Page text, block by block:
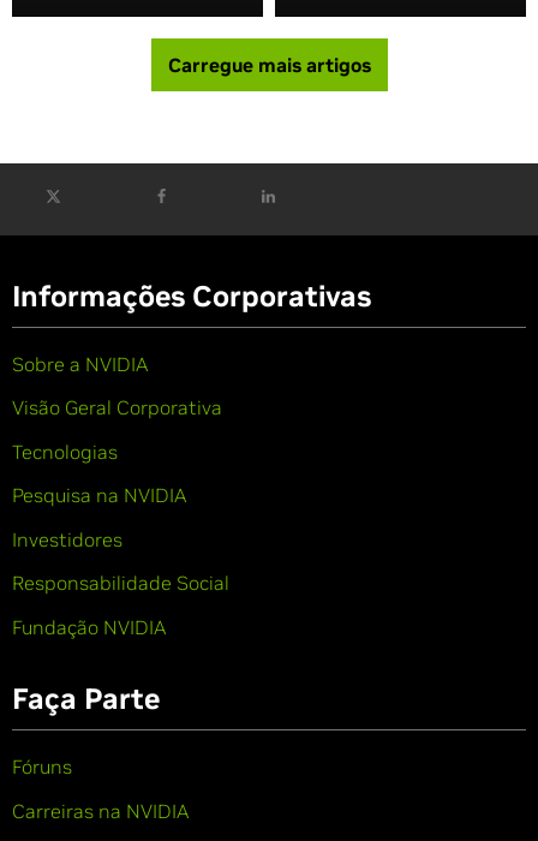
Carregue mais artigos
Informações Corporativas
Sobre a NVIDIA
Visão Geral Corporativa
Tecnologias
Pesquisa na NVIDIA
Investidores
Responsabilidade Social
Fundação NVIDIA
Faça Parte
Fóruns
Carreiras na NVIDIA